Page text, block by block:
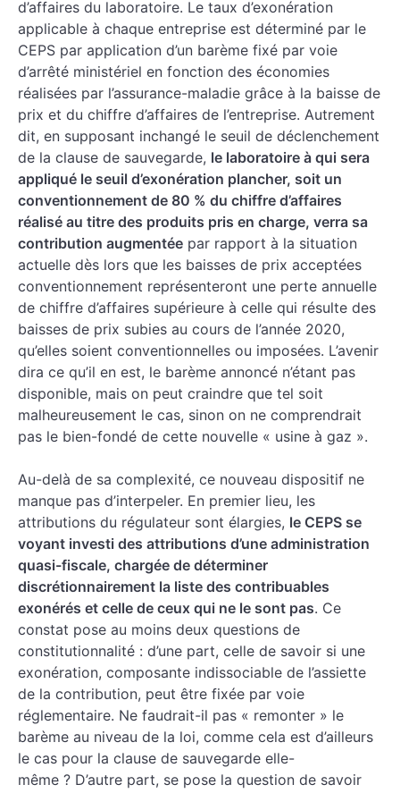
d’affaires du laboratoire. Le taux d’exonération
applicable à chaque entreprise est déterminé par le
CEPS par application d’un barème fixé par voie
d’arrêté ministériel en fonction des économies
réalisées par l’assurance-maladie grâce à la baisse de
prix et du chiffre d’affaires de l’entreprise. Autrement
dit, en supposant inchangé le seuil de déclenchement
de la clause de sauvegarde, le laboratoire à qui sera
appliqué le seuil d’exonération plancher, soit un
conventionnement de 80 % du chiffre d’affaires
réalisé au titre des produits pris en charge, verra sa
contribution augmentée par rapport à la situation
actuelle dès lors que les baisses de prix acceptées
conventionnement représenteront une perte annuelle
de chiffre d’affaires supérieure à celle qui résulte des
baisses de prix subies au cours de l’année 2020,
qu’elles soient conventionnelles ou imposées. L’avenir
dira ce qu’il en est, le barème annoncé n’étant pas
disponible, mais on peut craindre que tel soit
malheureusement le cas, sinon on ne comprendrait
pas le bien-fondé de cette nouvelle « usine à gaz ».
Au-delà de sa complexité, ce nouveau dispositif ne
manque pas d’interpeler. En premier lieu, les
attributions du régulateur sont élargies, le CEPS se
voyant investi des attributions d’une administration
quasi-fiscale, chargée de déterminer
discrétionnairement la liste des contribuables
exonérés et celle de ceux qui ne le sont pas. Ce
constat pose au moins deux questions de
constitutionnalité : d’une part, celle de savoir si une
exonération, composante indissociable de l’assiette
de la contribution, peut être fixée par voie
réglementaire. Ne faudrait-il pas « remonter » le
barème au niveau de la loi, comme cela est d’ailleurs
le cas pour la clause de sauvegarde elle-
même ? D’autre part, se pose la question de savoir